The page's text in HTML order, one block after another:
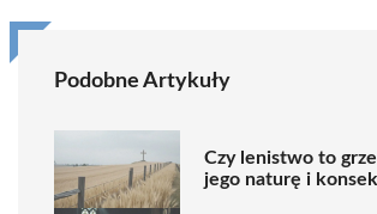
Podobne Artykuły
Czy lenistwo to
jego naturę i